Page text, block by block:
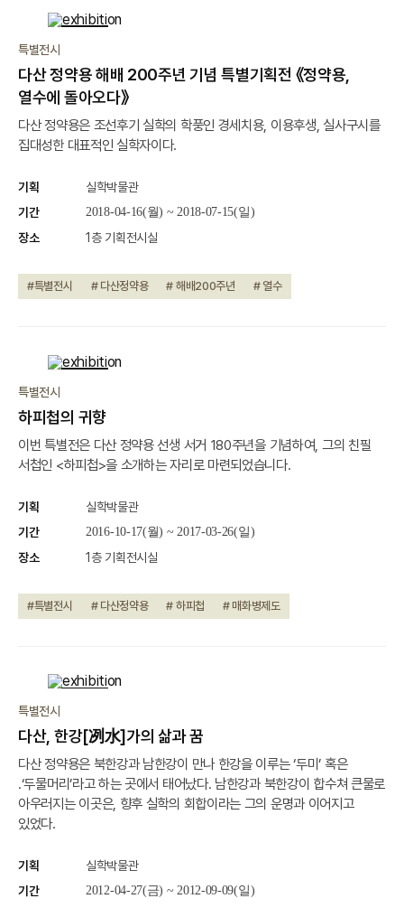
특별전시
다산 정약용 해배 200주년 기념 특별기획전 《정약용,
열수에 돌아오다》
다산 정약용은 조선후기 실학의 학풍인 경세치용, 이용후생, 실사구시를
집대성한 대표적인 실학자이다.
기획
실학박물관
기간
2018-04-16(월) ~ 2018-07-15(일)
장소 1층 기획전시실
#특별전시 # 다산정약용 # 해배200주년 # 열수
특별전시
하피첩의 귀향
이번 특별전은 다산 정약용 선생 서거 180주년을 기념하여, 그의 친필
서첩인 <하피첩>을 소개하는 자리로 마련되었습니다.
기획
실학박물관
기간
2016-10-17(월) ~ 2017-03-26(일)
장소 1층 기획전시실
#특별전시 # 다산정약용 # 하피첩 # 매화병제도
특별전시
다산, 한강[冽水]가의 삶과 꿈
다산 정약용은 북한강과 남한강이 만나 한강을 이루는 ‘두미’ 혹은
․‘두물머리’라고 하는 곳에서 태어났다. 남한강과 북한강이 합수쳐 큰물로
아우러지는 이곳은, 향후 실학의 회합이라는 그의 운명과 이어지고
있었다.
기획
실학박물관
기간
2012-04-27(금) ~ 2012-09-09(일)